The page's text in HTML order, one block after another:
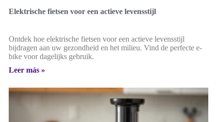
Elektrische fietsen voor een actieve levensstijl
Ontdek hoe elektrische fietsen voor een actieve levensstijl
bijdragen aan uw gezondheid en het milieu. Vind de perfecte e-
bike voor dagelijks gebruik.
Leer más »